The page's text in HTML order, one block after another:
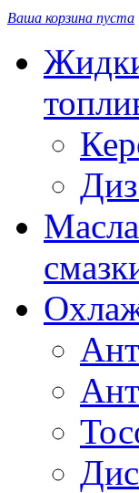
Ваша корзина пуста